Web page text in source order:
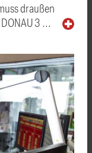
draußen
3 …